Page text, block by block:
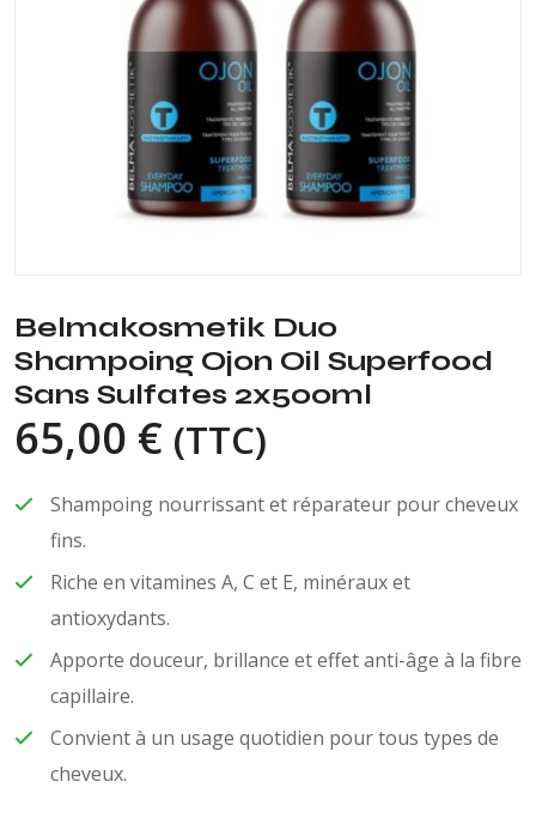
Belmakosmetik Duo
Shampoing Ojon Oil Superfood
Sans Sulfates 2x500ml
65,00 € (TTC)
Shampoing nourrissant et réparateur pour cheveux
fins.
Riche en vitamines A, C et E, minéraux et
antioxydants.
Apporte douceur, brillance et effet anti-âge à la fibre
capillaire.
Convient à un usage quotidien pour tous types de
cheveux.